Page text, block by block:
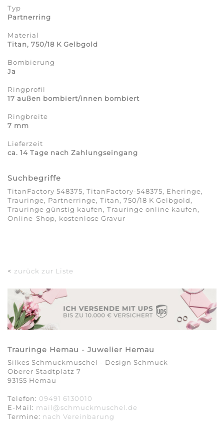
Typ
Partnerring
Material
Titan, 750/18 K Gelbgold
Bombierung
Ja
Ringprofil
17 außen bombiert/innen bombiert
Ringbreite
7 mm
Lieferzeit
ca. 14 Tage nach Zahlungseingang
Suchbegriffe
TitanFactory 548375, TitanFactory-548375, Eheringe,
Trauringe, Partnerringe, Titan, 750/18 K Gelbgold,
Trauringe günstig kaufen, Trauringe online kaufen,
Online-Shop, kostenlose Gravur
< zurück zur Liste
Trauringe Hemau - Juwelier Hemau
Silkes Schmuckmuschel - Design Schmuck
Oberer Stadtplatz 7
93155 Hemau
Telefon: 09491 6130010
E-Mail: mail@schmuckmuschel.de
Termine: nach Vereinbarung​​​​​​​